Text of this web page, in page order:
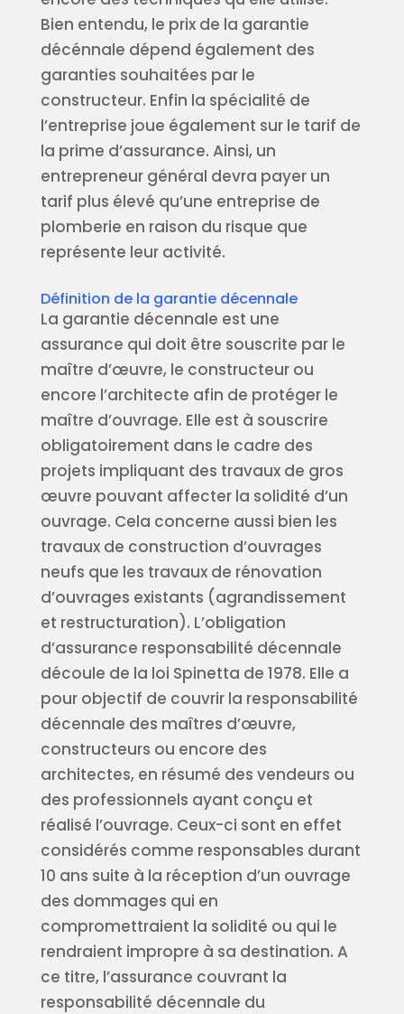
Bien entendu, le prix de la garantie
décénnale dépend également des
garanties souhaitées par le
constructeur. Enfin la spécialité de
l’entreprise joue également sur le tarif de
la prime d’assurance. Ainsi, un
entrepreneur général devra payer un
tarif plus élevé qu’une entreprise de
plomberie en raison du risque que
représente leur activité.
Définition de la garantie décennale
La garantie décennale est une
assurance qui doit être souscrite par le
maître d’œuvre, le constructeur ou
encore l’architecte afin de protéger le
maître d’ouvrage. Elle est à souscrire
obligatoirement dans le cadre des
projets impliquant des travaux de gros
œuvre pouvant affecter la solidité d’un
ouvrage. Cela concerne aussi bien les
travaux de construction d’ouvrages
neufs que les travaux de rénovation
d’ouvrages existants (agrandissement
et restructuration). L’obligation
d’assurance responsabilité décennale
découle de la loi Spinetta de 1978. Elle a
pour objectif de couvrir la responsabilité
décennale des maîtres d’œuvre,
constructeurs ou encore des
architectes, en résumé des vendeurs ou
des professionnels ayant conçu et
réalisé l’ouvrage. Ceux-ci sont en effet
considérés comme responsables durant
10 ans suite à la réception d’un ouvrage
des dommages qui en
compromettraient la solidité ou qui le
rendraient impropre à sa destination. A
ce titre, l’assurance couvrant la
responsabilité décennale du